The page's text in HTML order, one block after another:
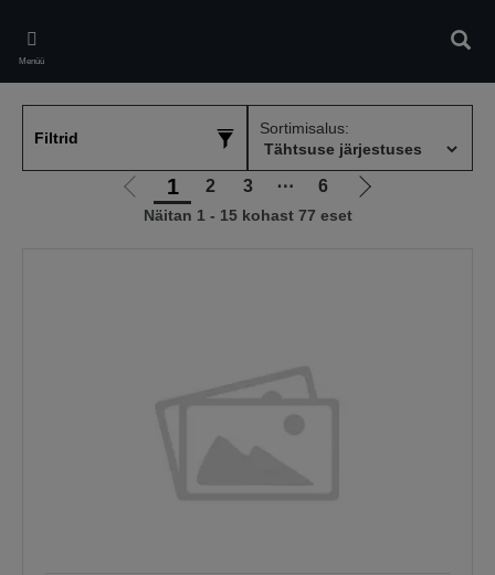
main
content
Menüü
Filtrid
Sortimisalus:
Liigu
eelmisele
1 2 3 ⋯ 6
Liigu
Näitan 1 - 15 kohast 77 eset